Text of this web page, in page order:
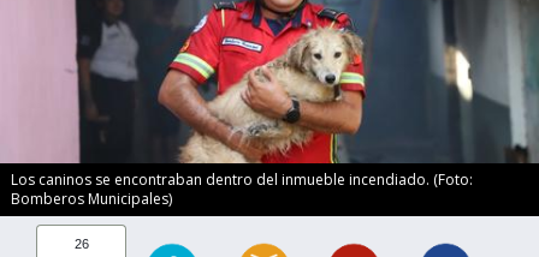
Los caninos se encontraban dentro del inmueble incendiado. (Foto:
Bomberos Municipales)
26